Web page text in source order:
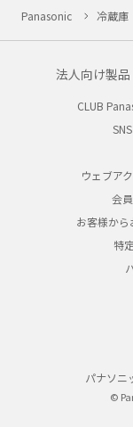
Panasonic 冷蔵庫
法人向け製
CLUB
ウェブア
会
お客様か
特
パナソニ
©